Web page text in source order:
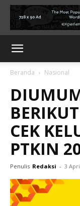
Beranda Nasional
CEK
PTKIN
Penulis Redaksi - 3